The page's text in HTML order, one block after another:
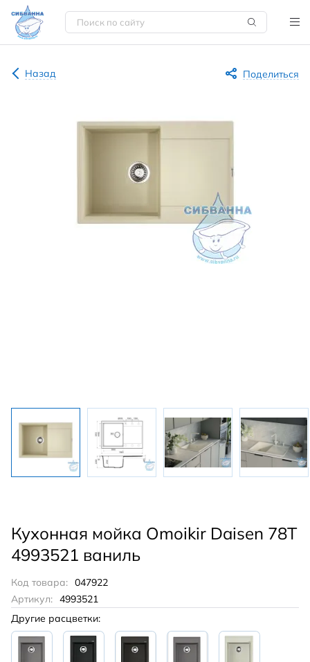
Назад Поделиться
Кухонная мойка Omoikir Daisen 78T
4993521 ваниль
Код товара: 047922
Артикул: 4993521
Другие расцветки: